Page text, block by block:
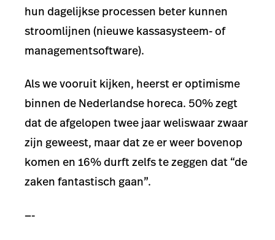
hun dagelijkse processen beter kunnen
stroomlijnen (nieuwe kassasysteem- of
managementsoftware).
Als we vooruit kijken, heerst er optimisme
binnen de Nederlandse horeca. 50% zegt
dat de afgelopen twee jaar weliswaar zwaar
zijn geweest, maar dat ze er weer bovenop
komen en 16% durft zelfs te zeggen dat “de
zaken fantastisch gaan”.
—-